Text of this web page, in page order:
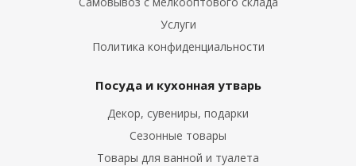
Услуги
Политика конфиденциальности
Посуда и кухонная утварь
Декор, сувениры, подарки
Сезонные товары
Товары для ванной и туалета